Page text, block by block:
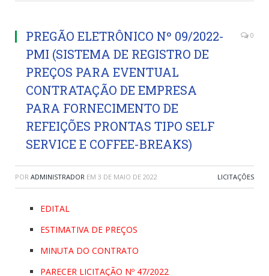
PREGÃO ELETRÔNICO Nº 09/2022-
PMI (SISTEMA DE REGISTRO DE
PREÇOS PARA EVENTUAL
CONTRATAÇÃO DE EMPRESA
PARA FORNECIMENTO DE
REFEIÇÕES PRONTAS TIPO SELF
SERVICE E COFFEE-BREAKS)
0
POR ADMINISTRADOR EM 3 DE MAIO DE 2022 LICITAÇÕES
EDITAL
ESTIMATIVA DE PREÇOS
MINUTA DO CONTRATO
PARECER LICITAÇÃO Nº 47/2022